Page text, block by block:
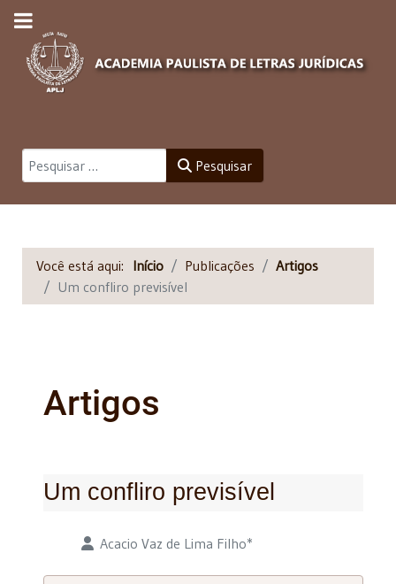
Pesquisar Pesquisar
Você está aqui: Início Publicações
Artigos
Um confliro previsível
Artigos
Um confliro previsível
Detalhes Acacio Vaz de Lima Filho*